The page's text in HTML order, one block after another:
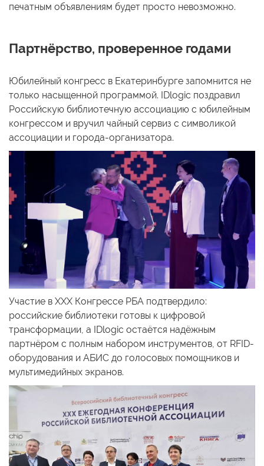
печатным объявлениям будет просто невозможно.
Партнёрство, проверенное годами
Юбилейный конгресс в Екатеринбурге запомнится не
только насыщенной программой. IDlogic поздравил
Российскую библиотечную ассоциацию с юбилейным
конгрессом и вручил чайный сервиз с символикой
ассоциации и города-организатора.
Участие в XXX Конгрессе РБА подтвердило:
российские библиотеки готовы к цифровой
трансформации, а IDlogic остаётся надёжным
партнёром с полным набором инструментов, от RFID-
оборудования и АБИС до голосовых помощников и
мультимедийных экранов.